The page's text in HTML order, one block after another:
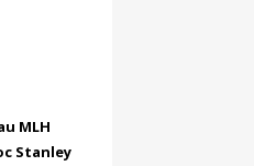
MLH
Stanley